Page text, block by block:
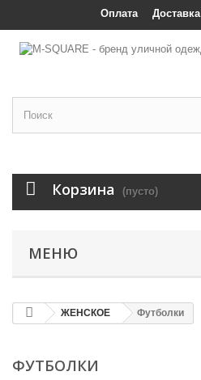
Доставка
Оплата
Корзина (пусто)
МЕНЮ
ЖЕНСКОЕ Футболки
ФУТБОЛКИ